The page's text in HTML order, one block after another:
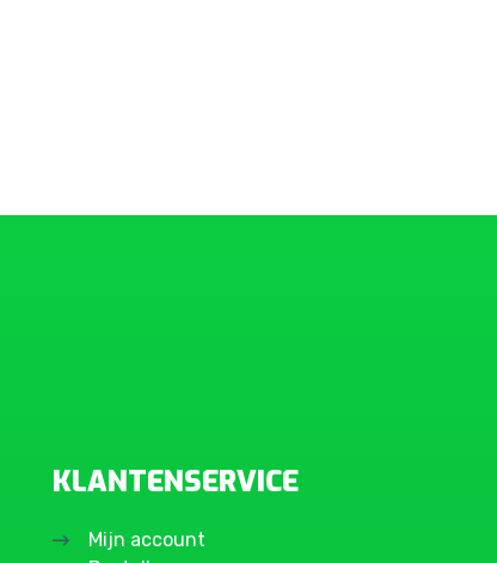
KLANTENSERVICE
Mijn account